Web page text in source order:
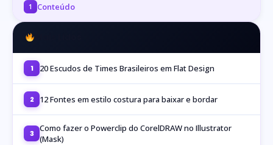
1 Conteúdo
1 20 Escudos de Times Brasileiros em Flat Design
2 12 Fontes em estilo costura para baixar e bordar
3 Como fazer o Powerclip do CorelDRAW no Illustrator
(Mask)